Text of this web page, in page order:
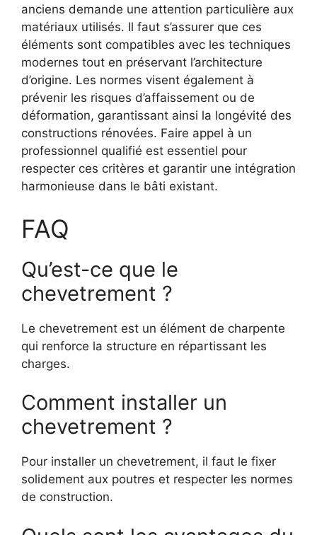
anciens demande une attention particulière aux
matériaux utilisés. Il faut s’assurer que ces
éléments sont compatibles avec les techniques
modernes tout en préservant l’architecture
d’origine. Les normes visent également à
prévenir les risques d’affaissement ou de
déformation, garantissant ainsi la longévité des
constructions rénovées. Faire appel à un
professionnel qualifié est essentiel pour
respecter ces critères et garantir une intégration
harmonieuse dans le bâti existant.
FAQ
Qu’est-ce que le
chevetrement ?
Le chevetrement est un élément de charpente
qui renforce la structure en répartissant les
charges.
Comment installer un
chevetrement ?
Pour installer un chevetrement, il faut le fixer
solidement aux poutres et respecter les normes
de construction.